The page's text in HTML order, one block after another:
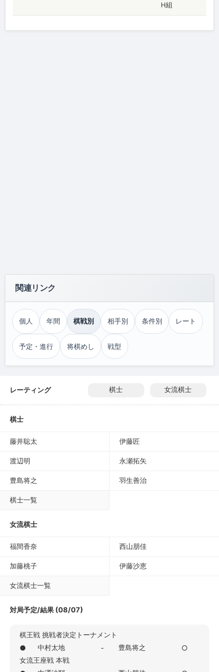
H組
関連リンク
個人 年間 棋戦別 相手別 条件別 レート
予定・進行 将棋めし 戦型
レーティング 棋士 女流棋士
棋士
藤井聡太 伊藤匠
渡辺明 永瀬拓矢
豊島将之 羽生善治
棋士一覧
女流棋士
福間香奈 西山朋佳
加藤桃子 伊藤沙恵
女流棋士一覧
対局予定/結果 (08/07)
棋王戦 挑戦者決定トーナメント
●
中村太地 - 豊島将之
○
女流王座戦 本戦